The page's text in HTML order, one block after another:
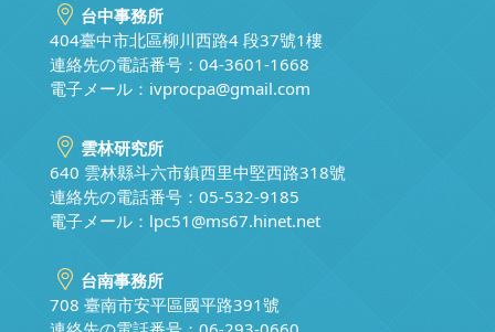
台中事務所
404臺中市北區柳川西路4 段37號1樓
連絡先の電話番号：04-3601-1668
電子メール： ivprocpa@gmail.com
雲林研究所
640 雲林縣斗六市鎮西里中堅西路318號
連絡先の電話番号：05-532-9185
電子メール： lpc51@ms67.hinet.net
台南事務所
708 臺南市安平區國平路391號